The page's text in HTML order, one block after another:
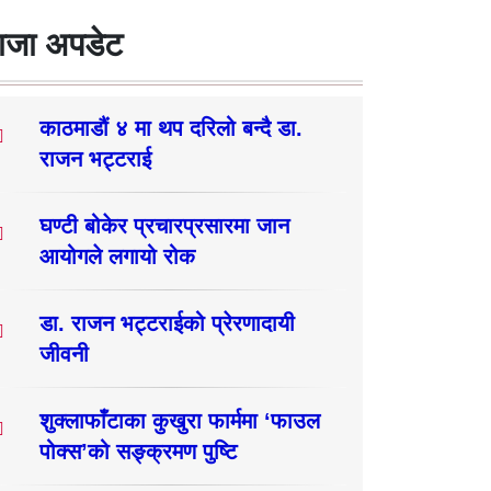
अपडेट
काठमाडौं ४ मा थप दरिलो बन्दै डा.
राजन भट्टराई
घण्टी बोकेर प्रचारप्रसारमा जान
आयोगले लगायो रोक
डा. राजन भट्टराईको प्रेरणादायी
जीवनी
शुक्लाफाँटाका कुखुरा फार्ममा ‘फाउल
पोक्स’को सङ्क्रमण पुष्टि